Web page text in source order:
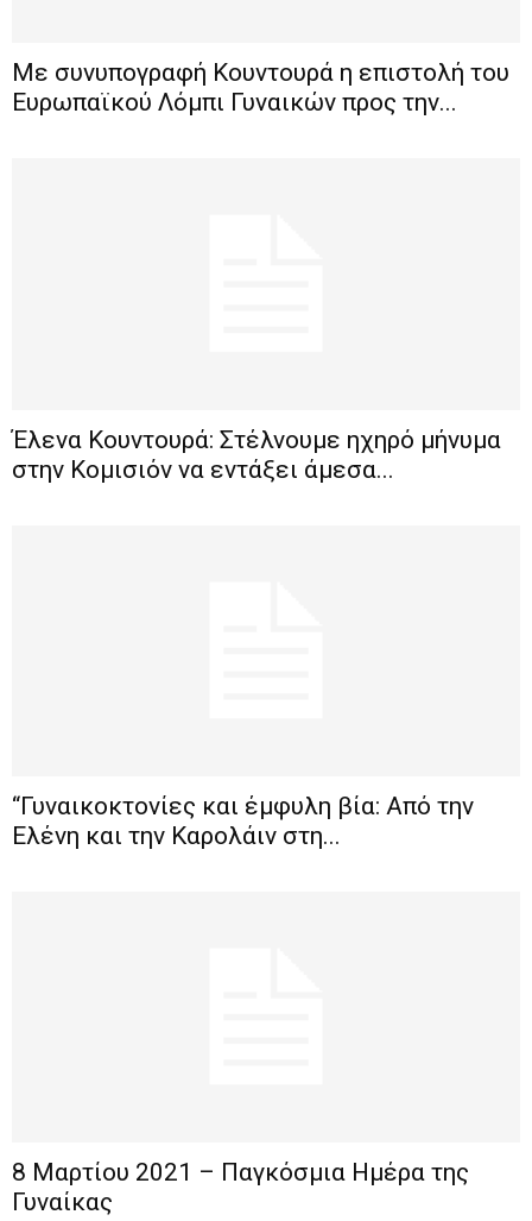
Με συνυπογραφή Κουντουρά η επιστολή του
Ευρωπαϊκού Λόμπι Γυναικών προς την...
Έλενα Κουντουρά: Στέλνουμε ηχηρό μήνυμα
στην Κομισιόν να εντάξει άμεσα...
“Γυναικοκτονίες και έμφυλη βία: Από την
Ελένη και την Καρολάιν στη...
8 Μαρτίου 2021 – Παγκόσμια Ημέρα της
Γυναίκας